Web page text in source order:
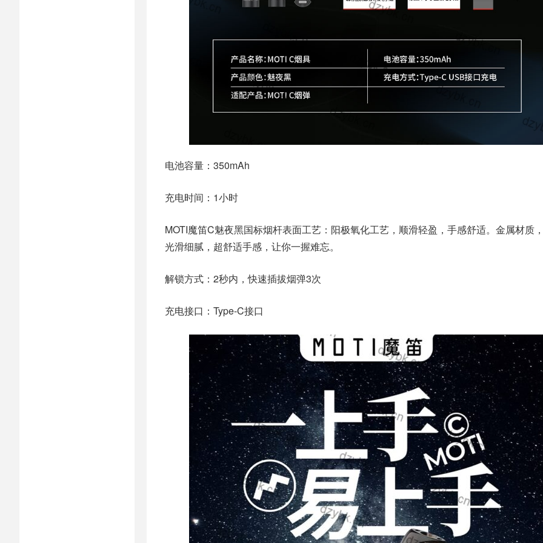
电池容量：350mAh
充电时间：1小时
MOTI魔笛C魅夜黑国标烟杆表面工艺：阳极氧化工艺，顺滑轻盈，手感舒适。金属材质
光滑细腻，超舒适手感，让你一握难忘。
解锁方式：2秒内，快速插拔烟弹3次
充电接口：Type-C接口